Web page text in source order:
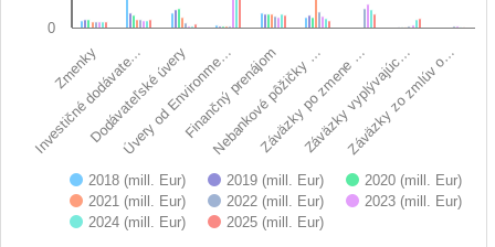
2018 (mill. Eur) 2019 (mill. Eur)
2020 (mill. Eur)
2021 (mill. Eur)
2022 (mill. Eur)
2023 (mill. Eur)
2024 (mill. Eur)
2025 (mill. Eur)
Zmenky
Investičné dodávate…
Dodávateľské úvery
Úvery od Environme…
Finančný prenájom
Nebankové pôžičky …
Záväzky po zmene …
Záväzky vyplývajúc…
Záväzky zo zmlúv o…
0